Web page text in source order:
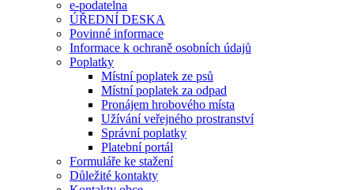
e-podatelna
ÚŘEDNÍ DESKA
Povinné informace
Informace k ochraně osobních údajů
Poplatky
Místní poplatek ze psů
Místní poplatek za odpad
Pronájem hrobového místa
Užívání veřejného prostranství
Správní poplatky
Platební portál
Formuláře ke stažení
Důležité kontakty